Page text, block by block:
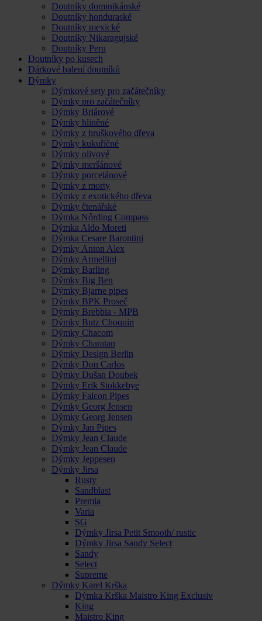
Doutníky dominikánské
Doutníky honduraské
Doutníky mexické
Doutníky Nikaragujské
Doutníky Peru
Doutníky po kusech
Dárkové balení doutníků
Dýmky
Dýmkové sety pro začátečníky
Dýmky pro začátečníky
Dýmky Briárové
Dýmky hliněné
Dýmky z hruškového dřeva
Dýmky kukuříčné
Dýmky olivové
Dýmky meršánové
Dýmky porcelánové
Dýmky z morty
Dýmky z exotického dřeva
Dýmky čtenářské
Dýmka Nôrding Compass
Dýmka Aldo Moreti
Dýmka Cesare Barontini
Dýmky Anton Alex
Dýmky Armellini
Dýmky Barling
Dýmky Big Ben
Dýmky Bjarne pipes
Dýmky BPK Proseč
Dýmky Brebbia - MPB
Dýmky Butz Choquin
Dýmky Chacom
Dýmky Charatan
Dýmky Design Berlin
Dýmky Don Carlos
Dýmky Dušan Doubek
Dýmky Erik Stokkebye
Dýmky Falcon Pipes
Dýmky Georg Jensen
Dýmky Georg Jensen
Dýmky Jan Pipes
Dýmky Jean Claude
Dýmky Jean Claude
Dýmky Jeppesen
Dýmky Jirsa
Rusty
Sandblast
Premia
Varia
SG
Dýmky Jirsa Petit Smooth/ rustic
Dýmky Jirsa Sandy Select
Sandy
Select
Supreme
Dýmky Karel Krška
Dýmka Krška Maistro King Exclusiv
King
Maistro King